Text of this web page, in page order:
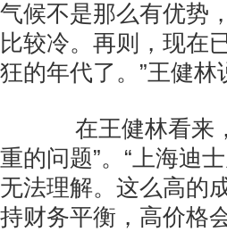
气候不是那么有优势
比较冷。再则，现在
狂的年代了。”王健林
在王健林看来，
重的问题”。“上海迪
无法理解。这么高的
持财务平衡，高价格